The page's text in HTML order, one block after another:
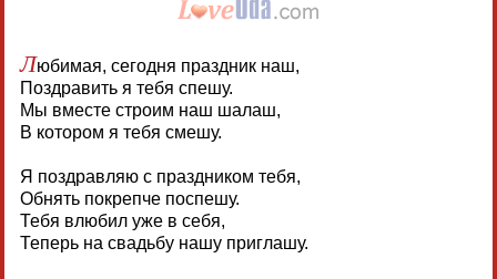
Любимая, сегодня праздник наш,
Поздравить я тебя спешу.
Мы вместе строим наш шалаш,
В котором я тебя смешу.
Я поздравляю с праздником тебя,
Обнять покрепче поспешу.
Тебя влюбил уже в себя,
Теперь на свадьбу нашу приглашу.